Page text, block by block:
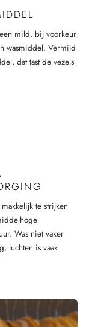
mild, bij voorkeur
wasmiddel. Vermijd
dat tast de vezels
makkelijk te strijken
Was niet vaker
luchten is vaak